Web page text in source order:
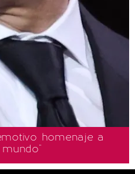
homenaje a